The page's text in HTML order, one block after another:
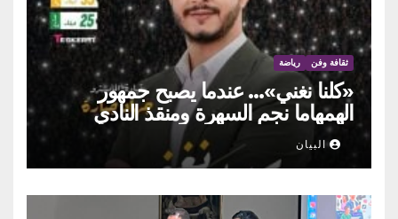
ثقافة وفن رياضة
«كلنا نغني»… عندما يصبح جمهور
الهمهاما نجم السهرة ومنقذ النادي
البيان